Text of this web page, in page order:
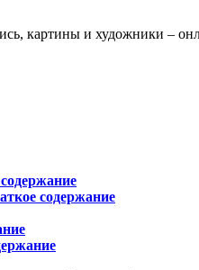
содержание